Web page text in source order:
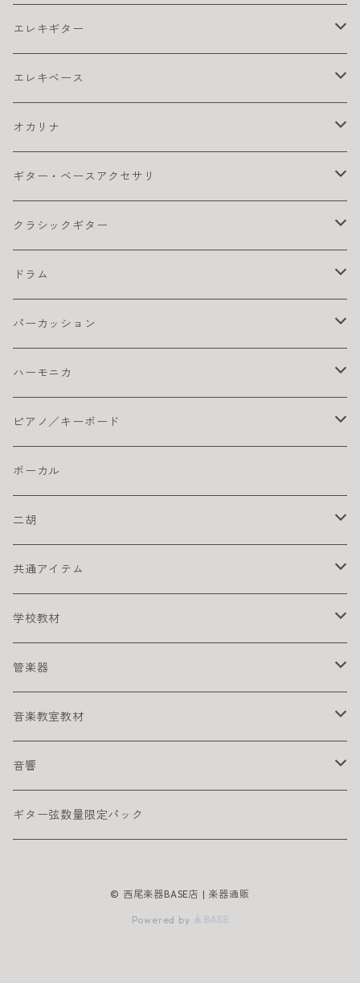
アコギ ピックアップ
楽器ケーブル
アコギ 弦
アコギ弦 お買得パック
コーティング弦
アコギ本体
おとなにおすすめのアコギ
ライブにおすすめのアコギ
4/4
松脂
ウクレレ アクセサリ
ウクレレ チューナー
ウクレレ ピックアップ
ウクレレベース
コンサート・ウクレレ
ウクレレ初心者セット
ライブにおすすめのウクレレ
ソプラノ ウクレレ
プレゼント向きのウクレレ
初心者セット／ソプラノウクレレ
テナー・ウクレレ
エレキギター
エレキ アクセサリ
カポ
ギター チューナー
エレキ アンプ
エレキ エフェクター
エレキギター弦
エレキ弦 お買得パック
エレキギター本体
おとなにオススメのエレキギター
こどもにオススメのエレキギター
エレキベース
ベース アクセサリ
クリーナー・ワックス
その他
ベース エフェクター
ベース 弦
ベースアンプ
練習用ベースアンプ
ベース本体
ライブにおすすめのベース
初心者におすすめのベース
オカリナ
アルト
初心者におすすめのオカリナ（アルト）
ソプラノ
初心者におすすめのオカリナ
テナー
ギター・ベースアクセサリ
カポタスト
ギターチューナー
クリーナー・ワックス
ストラップ
その他
ヘッドフォン
ピック
ピックアップ
楽器ケーブル
クラシックギター
クラシック アクセサリ
ギター チューナー
クラシックギター ピックアップ
クラシックギター弦
コーティング弦
クラシックギター本体
おとなにおすすめのクラシックギター
こどもにオススメのクラシックギター
ドラム
ドラム アクセサリ
その他
ドラムセット
おすすめのドラムセット
ドラム・アクセサリー
ペダル
シンバル
電子ドラム用アンプ
ドラムスティック
パーカッション
初心者におすすめ
カホン本体
カリンバ
ハーモニカ
テンホールズ（ブルースハープ）
スズキ
複音ハーモニカ
スズキ
ピアノ／キーボード
電子ピアノ／キーボード
キーボードアンプ
初心者におすすめのキーボード
ボーカル
二胡
二胡セット
初心者におすすめの二胡
共通アイテム
クリーナー
その他
ヘッドフォン
ライブに便利なグッズ
練習に便利なグッズ
学校教材
リコーダー
アルト リコーダー
ソプラノ リコーダー
鍵盤ハーモニカ
メロディオン パーツ
管楽器
アルトサックス
サックスリード
テナーサックス
サックスリード
音楽教室教材
幼児向け
音響
DTM
ギター弦数量限定パック
© 西尾楽器BASE店 | 楽器通販
Powered by